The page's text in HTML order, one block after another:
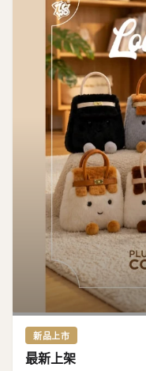
新品上市
最新上架